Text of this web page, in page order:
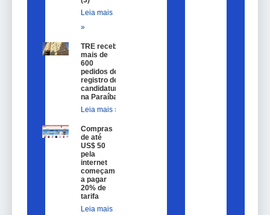
Leia mais
»
TRE recebe
mais de
600
pedidos de
registro de
candidatura
na Paraíba
Leia mais »
Compras
de até
US$ 50
pela
internet
começam
a pagar
20% de
tarifa
Leia mais